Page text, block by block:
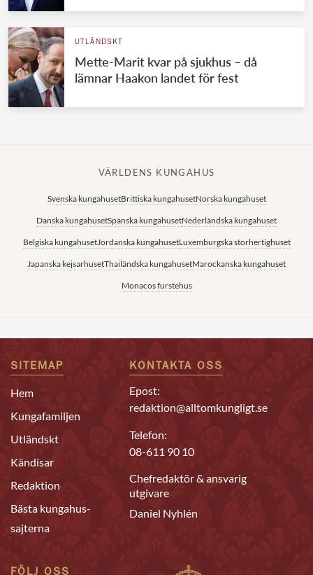
UTLÄNDSKT
Mette-Marit kvar på sjukhus – då
lämnar Haakon landet för fest
VÄRLDENS KUNGAHUS
Svenska kungahusetBrittiska kungahusetNorska kungahuset
Danska kungahusetSpanska kungahusetNederländska kungahuset
Belgiska kungahusetJordanska kungahusetLuxemburgska storhertighuset
Japanska kejsarhusetThailändska kungahusetMarockanska kungahuset
Monacos furstehus
SITEMAP
Hem
Kungafamiljen
Utländskt
Kändisar
Redaktion
Bästa kungahus-
sajterna
KONTAKTA OSS
Epost:
redaktion@alltomkungligt.se
Telefon:
08-611 90 10
Chefredaktör & ansvarig
utgivare
Daniel Nyhlén
FÖLJ OSS